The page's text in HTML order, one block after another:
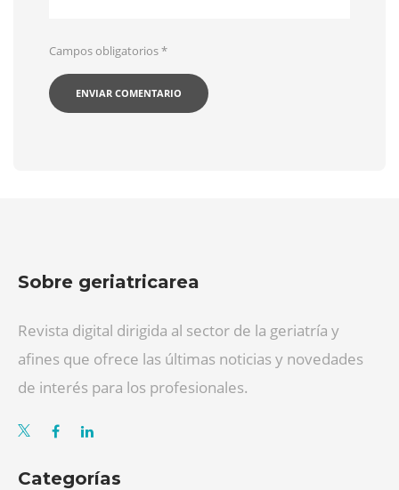
Campos obligatorios*
Sobre geriatricarea
Revista digital dirigida al sector de la geriatría y
afines que ofrece las últimas noticias y novedades
de interés para los profesionales.
Categorías